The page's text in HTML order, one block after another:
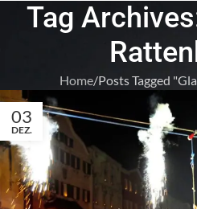
Tag
Home Posts Tagged
03
DEZ.